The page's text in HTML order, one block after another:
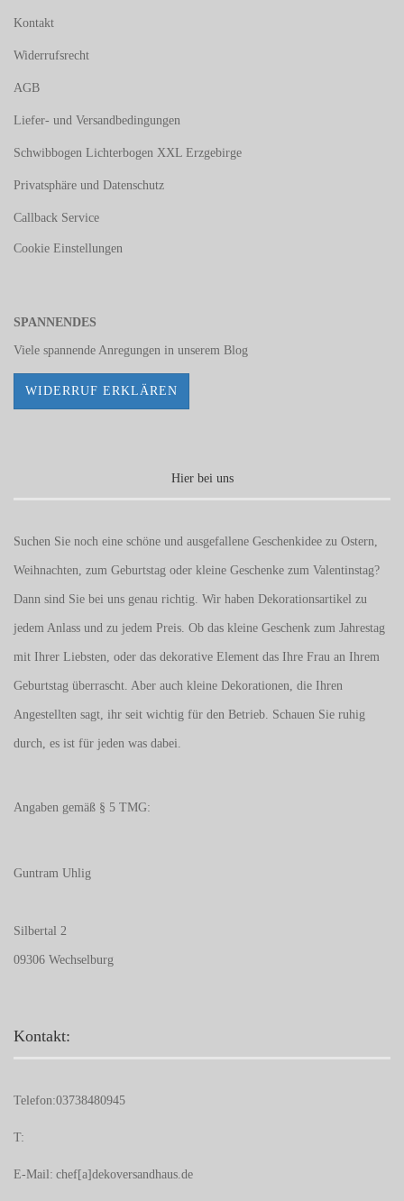
Kontakt
Widerrufsrecht
AGB
Liefer- und Versandbedingungen
Schwibbogen Lichterbogen XXL Erzgebirge
Privatsphäre und Datenschutz
Callback Service
Cookie Einstellungen
SPANNENDES
Viele spannende Anregungen in unserem Blog
WIDERRUF ERKLÄREN
Hier bei uns
Suchen Sie noch eine schöne und ausgefallene Geschenkidee zu Ostern,
Weihnachten, zum Geburtstag oder kleine Geschenke zum Valentinstag?
Dann sind Sie bei uns genau richtig. Wir haben Dekorationsartikel zu
jedem Anlass und zu jedem Preis. Ob das kleine Geschenk zum Jahrestag
mit Ihrer Liebsten, oder das dekorative Element das Ihre Frau an Ihrem
Geburtstag überrascht. Aber auch kleine Dekorationen, die Ihren
Angestellten sagt, ihr seit wichtig für den Betrieb. Schauen Sie ruhig
durch, es ist für jeden was dabei.
Angaben gemäß § 5 TMG:
Guntram Uhlig
Silbertal 2
09306 Wechselburg
Kontakt:
Telefon:03738480945
T:
E-Mail: chef[a]dekoversandhaus.de